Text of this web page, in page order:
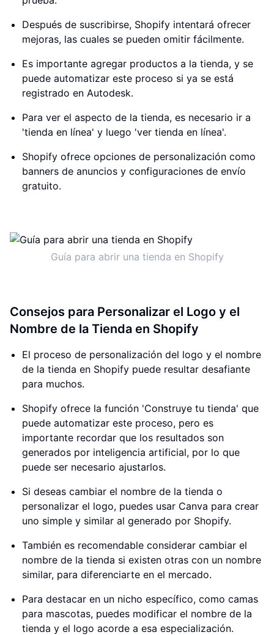
Después de suscribirse, Shopify intentará ofrecer
mejoras, las cuales se pueden omitir fácilmente.
Es importante agregar productos a la tienda, y se
puede automatizar este proceso si ya se está
registrado en Autodesk.
Para ver el aspecto de la tienda, es necesario ir a
'tienda en línea' y luego 'ver tienda en línea'.
Shopify ofrece opciones de personalización como
banners de anuncios y configuraciones de envío
gratuito.
Guía para abrir una tienda en Shopify
Consejos para Personalizar el Logo y el
Nombre de la Tienda en Shopify
El proceso de personalización del logo y el nombre
de la tienda en Shopify puede resultar desafiante
para muchos.
Shopify ofrece la función 'Construye tu tienda' que
puede automatizar este proceso, pero es
importante recordar que los resultados son
generados por inteligencia artificial, por lo que
puede ser necesario ajustarlos.
Si deseas cambiar el nombre de la tienda o
personalizar el logo, puedes usar Canva para crear
uno simple y similar al generado por Shopify.
También es recomendable considerar cambiar el
nombre de la tienda si existen otras con un nombre
similar, para diferenciarte en el mercado.
Para destacar en un nicho específico, como camas
para mascotas, puedes modificar el nombre de la
tienda y el logo acorde a esa especialización.